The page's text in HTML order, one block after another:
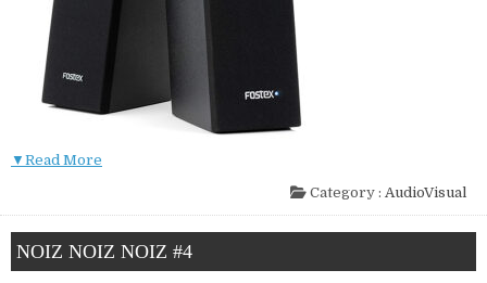
▼Read More
Category : AudioVisual
NOIZ NOIZ NOIZ #4